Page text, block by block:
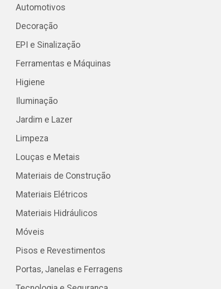
Automotivos
Decoração
EPI e Sinalização
Ferramentas e Máquinas
Higiene
Iluminação
Jardim e Lazer
Limpeza
Louças e Metais
Materiais de Construção
Materiais Elétricos
Materiais Hidráulicos
Móveis
Pisos e Revestimentos
Portas, Janelas e Ferragens